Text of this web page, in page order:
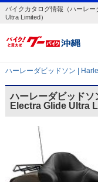
バイクカタログ情報（ハーレ
Ultra Limited）
ハーレーダビッドソン |
ハーレーダビッド
Electra Glide Ultra